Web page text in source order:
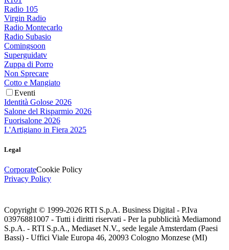
Radio 105
Virgin Radio
Radio Montecarlo
Radio Subasio
Comingsoon
Superguidatv
Zuppa di Porro
Non Sprecare
Cotto e Mangiato
Eventi
Identità Golose 2026
Salone del Risparmio 2026
Fuorisalone 2026
L'Artigiano in Fiera 2025
Legal
CorporateCookie Policy
Privacy Policy
Copyright © 1999-2026 RTI S.p.A. Business Digital - P.Iva
03976881007 - Tutti i diritti riservati - Per la pubblicità Mediamond
S.p.A. - RTI S.p.A., Mediaset N.V., sede legale Amsterdam (Paesi
Bassi) - Uffici Viale Europa 46, 20093 Cologno Monzese (MI)